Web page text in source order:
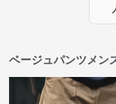
ベージュパンツメン